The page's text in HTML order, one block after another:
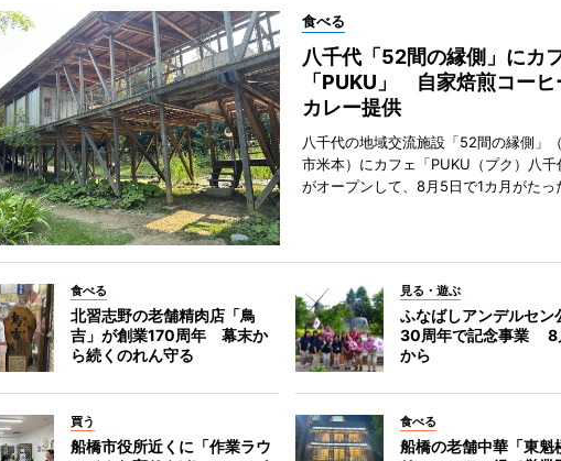
食べる
八千代「52間の縁側」にカ
「PUKU」 自家焙煎コーヒ
カレー提供
八千代の地域交流施設「52間の縁側」
市米本）にカフェ「PUKU（プク）八千
がオープンして、8月5日で1カ月がたっ
食べる
北習志野の老舗精肉店「鳥
吉」が創業170周年 幕末か
ら続くのれん守る
見る・遊ぶ
ふなばしアンデルセン
30周年で記念事業 8
から
買う
船橋市役所近くに「作業ラウ
食べる
船橋の老舗中華「東魁